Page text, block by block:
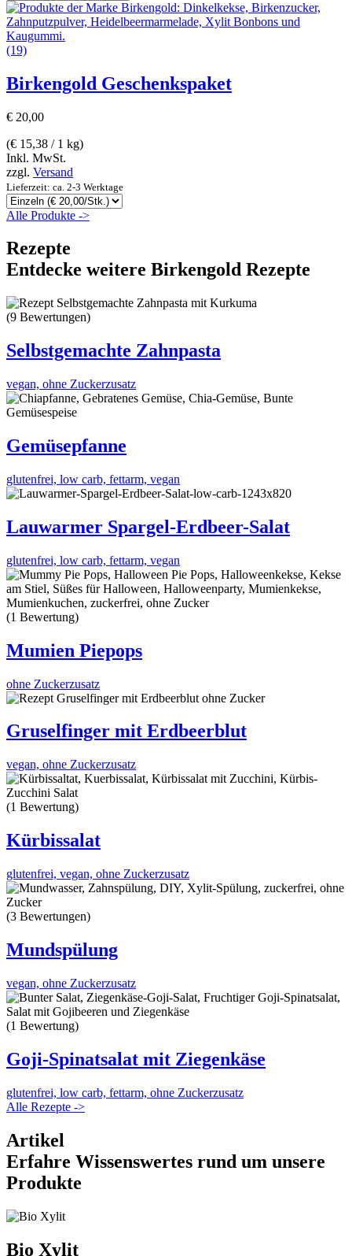
(19)
Birkengold Geschenkspaket
€ 20,00
(€ 15,38 / 1 kg)
Inkl. MwSt.
zzgl. Versand
Lieferzeit: ca. 2-3 Werktage
Alle Produkte ->
Rezepte
Entdecke weitere Birkengold Rezepte
(9 Bewertungen)
Selbstgemachte Zahnpasta
vegan, ohne Zuckerzusatz
Gemüsepfanne
glutenfrei, low carb, fettarm, vegan
Lauwarmer Spargel-Erdbeer-Salat
glutenfrei, low carb, fettarm, vegan
(1 Bewertung)
Mumien Piepops
ohne Zuckerzusatz
Gruselfinger mit Erdbeerblut
vegan, ohne Zuckerzusatz
(1 Bewertung)
Kürbissalat
glutenfrei, vegan, ohne Zuckerzusatz
(3 Bewertungen)
Mundspülung
vegan, ohne Zuckerzusatz
(1 Bewertung)
Goji-Spinatsalat mit Ziegenkäse
glutenfrei, low carb, fettarm, ohne Zuckerzusatz
Alle Rezepte ->
Artikel
Erfahre Wissenswertes rund um unsere
Produkte
Bio Xylit